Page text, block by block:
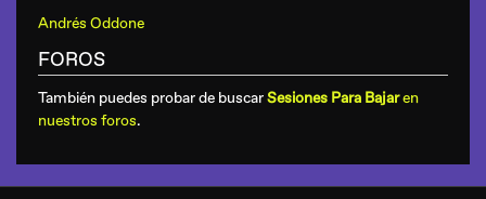
Andrés Oddone
FOROS
También puedes probar de buscarSesiones Para Bajaren
nuestros foros.